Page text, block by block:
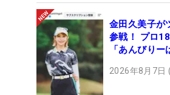
金田久美子が
参戦！ プロ
「あんびりー
2026年8月7日